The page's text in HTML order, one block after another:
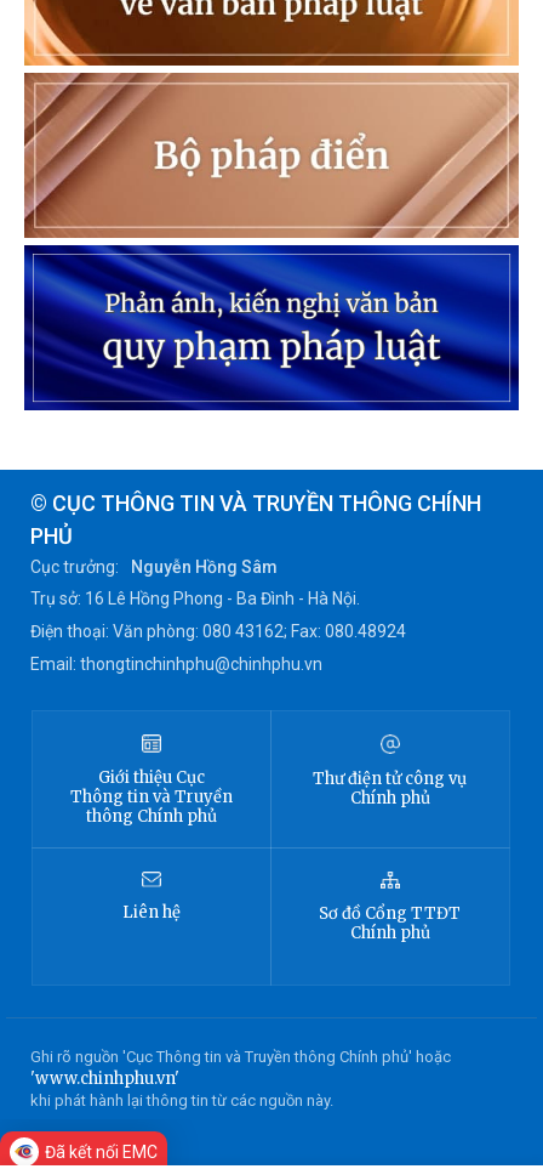
© CỤC THÔNG TIN VÀ TRUYỀN THÔNG CHÍNH
PHỦ
Cục trưởng:
Nguyễn Hồng Sâm
Trụ sở: 16 Lê Hồng Phong - Ba Đình - Hà Nội.
Điện thoại: Văn phòng: 080 43162; Fax: 080.48924
Email: thongtinchinhphu@chinhphu.vn
Giới thiệu Cục
Thông tinvà Truyền
thông Chính phủ
Thư điện tử công vụ
Chính phủ
Liên hệ Sơ đồ Cổng TTĐT
Chính phủ
Ghi rõ nguồn 'Cục Thông tin và Truyền thông Chính phủ' hoặc
'www.chinhphu.vn'
khi phát hành lại thông tin từ các nguồn này.
Đã kết nối EMC